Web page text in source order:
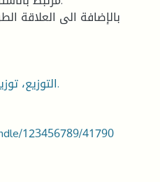
بالإضافة الى العلاقة
: التوزيع، توزيع الكهرباء، الصناعة التحويلية.
123456789/41790